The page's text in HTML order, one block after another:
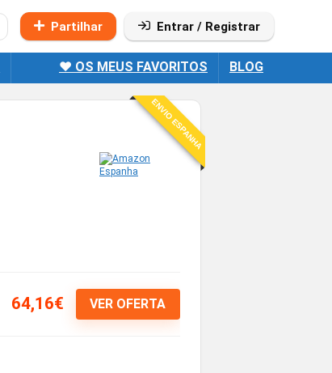
Partilhar Entrar / Registrar
❤️ OS MEUS FAVORITOS BLOG
ENVIO ESPANHA
64,16€ VER OFERTA